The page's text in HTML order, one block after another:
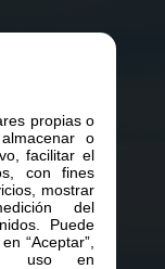
propias o
o
facilitar el
con fines
mostrar
del
Puede
“Aceptar”,
uso en